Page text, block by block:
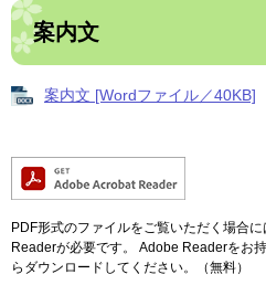
案内文
案内文 [Wordファイル／40KB]
PDF形式のファイルをご覧いただく場合
Readerが必要です。
Adobe Readerをお
らダウンロードしてください。（無料）